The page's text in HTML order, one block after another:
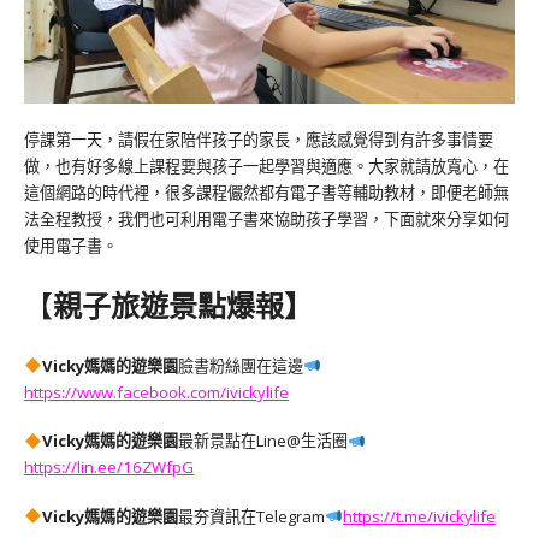
停課第一天，請假在家陪伴孩子的家長，應該感覺得到有許多事情要
做，也有好多線上課程要與孩子一起學習與適應。大家就請放寬心，在
這個網路的時代裡，很多課程儼然都有電子書等輔助教材，即便老師無
法全程教授，我們也可利用電子書來協助孩子學習，下面就來分享如何
使用電子書。
【親子旅遊景點爆報】
Vicky媽媽的遊樂園臉書粉絲團在這邊
https://www.facebook.com/ivickylife
Vicky媽媽的遊樂園最新景點在Line@生活圈
https://lin.ee/16ZWfpG
Vicky媽媽的遊樂園最夯資訊在Telegram https://t.me/ivickylife